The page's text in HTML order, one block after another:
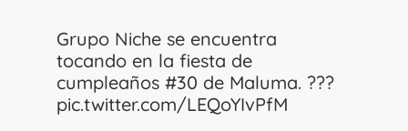
Grupo Niche se encuentra
tocando en la fiesta de
cumpleaños #30 de Maluma. ???
pic.twitter.com/LEQoYIvPfM